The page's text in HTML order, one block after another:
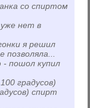
со спиртом
нет в
я решил
позволяла...
пошол купил
градусов)
спирт